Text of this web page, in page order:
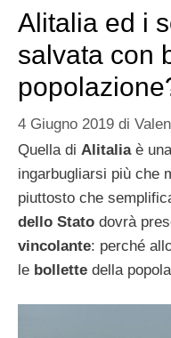
Alitalia ed i
salvata con
4 Giugno 2019 di
Quella di Alitaliaè
ingarbugliarsi più che
piuttosto che
dello Stato dovrà
vincolante: perché
le bollette della